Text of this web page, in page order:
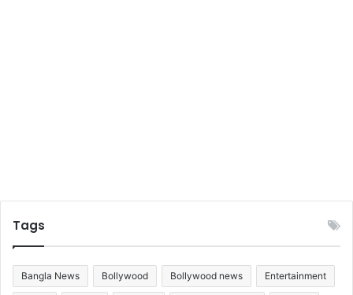
Tags
Bangla News Bollywood Bollywood news Entertainment